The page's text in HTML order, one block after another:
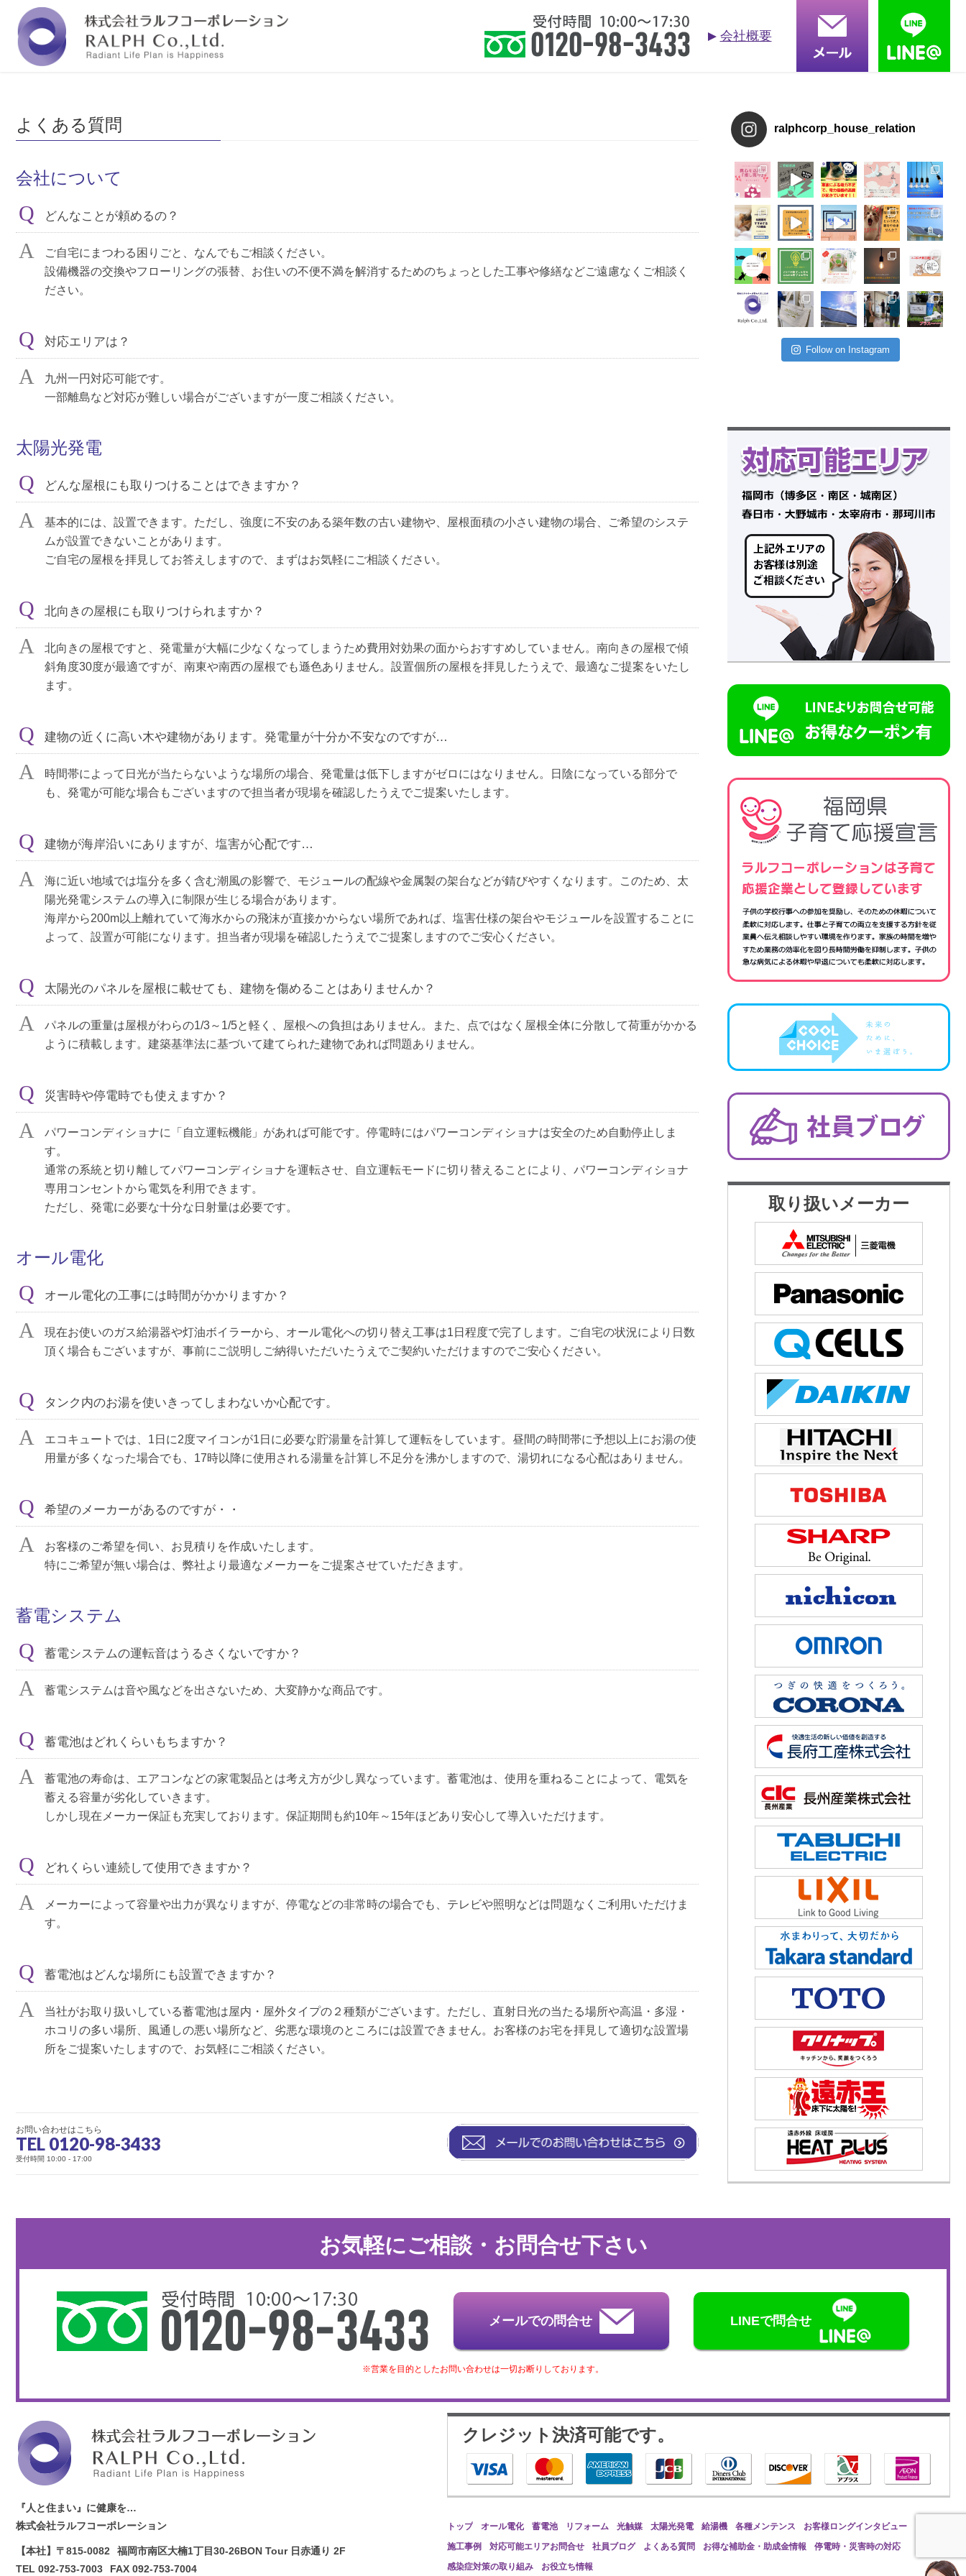
会社概要
会社概要
よくある質問
会社について
どんなことが頼めるの？
ご自宅にまつわる困りごと、なんでもご相談ください。
設備機器の交換やフローリングの張替、お住いの不便不満を解消するためのちょっとした工事や修繕などご遠慮なくご相談く
ださい。
対応エリアは？
九州一円対応可能です。
一部離島など対応が難しい場合がございますが一度ご相談ください。
太陽光発電
どんな屋根にも取りつけることはできますか？
基本的には、設置できます。ただし、強度に不安のある築年数の古い建物や、屋根面積の小さい建物の場合、ご希望のシステ
ムが設置できないことがあります。
ご自宅の屋根を拝見してお答えしますので、まずはお気軽にご相談ください。
北向きの屋根にも取りつけられますか？
北向きの屋根ですと、発電量が大幅に少なくなってしまうため費用対効果の面からおすすめしていません。南向きの屋根で傾
斜角度30度が最適ですが、南東や南西の屋根でも遜色ありません。設置個所の屋根を拝見したうえで、最適なご提案をいたし
ます。
建物の近くに高い木や建物があります。発電量が十分か不安なのですが…
時間帯によって日光が当たらないような場所の場合、発電量は低下しますがゼロにはなりません。日陰になっている部分で
も、発電が可能な場合もございますので担当者が現場を確認したうえでご提案いたします。
建物が海岸沿いにありますが、塩害が心配です…
海に近い地域では塩分を多く含む潮風の影響で、モジュールの配線や金属製の架台などが錆びやすくなります。このため、太
陽光発電システムの導入に制限が生じる場合があります。
海岸から200m以上離れていて海水からの飛沫が直接かからない場所であれば、塩害仕様の架台やモジュールを設置することに
よって、設置が可能になります。担当者が現場を確認したうえでご提案しますのでご安心ください。
太陽光のパネルを屋根に載せても、建物を傷めることはありませんか？
パネルの重量は屋根がわらの1/3～1/5と軽く、屋根への負担はありません。また、点ではなく屋根全体に分散して荷重がかかる
ように積載します。建築基準法に基づいて建てられた建物であれば問題ありません。
災害時や停電時でも使えますか？
パワーコンディショナに「自立運転機能」があれば可能です。停電時にはパワーコンディショナは安全のため自動停止しま
す。
通常の系統と切り離してパワーコンディショナを運転させ、自立運転モードに切り替えることにより、パワーコンディショナ
専用コンセントから電気を利用できます。
ただし、発電に必要な十分な日射量は必要です。
オール電化
オール電化の工事には時間がかかりますか？
現在お使いのガス給湯器や灯油ボイラーから、オール電化への切り替え工事は1日程度で完了します。ご自宅の状況により日数
頂く場合もございますが、事前にご説明しご納得いただいたうえでご契約いただけますのでご安心ください。
タンク内のお湯を使いきってしまわないか心配です。
エコキュートでは、1日に2度マイコンが1日に必要な貯湯量を計算して運転をしています。昼間の時間帯に予想以上にお湯の使
用量が多くなった場合でも、17時以降に使用される湯量を計算し不足分を沸かしますので、湯切れになる心配はありません。
希望のメーカーがあるのですが・・
お客様のご希望を伺い、お見積りを作成いたします。
特にご希望が無い場合は、弊社より最適なメーカーをご提案させていただきます。
蓄電システム
蓄電システムの運転音はうるさくないですか？
蓄電システムは音や風などを出さないため、大変静かな商品です。
蓄電池はどれくらいもちますか？
蓄電池の寿命は、エアコンなどの家電製品とは考え方が少し異なっています。蓄電池は、使用を重ねることによって、電気を
蓄える容量が劣化していきます。
しかし現在メーカー保証も充実しております。保証期間も約10年～15年ほどあり安心して導入いただけます。
どれくらい連続して使用できますか？
メーカーによって容量や出力が異なりますが、停電などの非常時の場合でも、テレビや照明などは問題なくご利用いただけま
す。
蓄電池はどんな場所にも設置できますか？
当社がお取り扱いしている蓄電池は屋内・屋外タイプの２種類がございます。ただし、直射日光の当たる場所や高温・多湿・
ホコリの多い場所、風通しの悪い場所など、劣悪な環境のところには設置できません。お客様のお宅を拝見して適切な設置場
所をご提案いたしますので、お気軽にご相談ください。
お問い合わせはこちら
TEL 0120-98-3433
受付時間 10:00 - 17:00
ralphcorp_house_relation
Follow on Instagram
取り扱いメーカー
お気軽にご相談・お問合せ下さい
メールでの問合せ LINEで問合せ
※営業を目的としたお問い合わせは一切お断りしております。
クレジット決済可能です。
トップ オール電化 蓄電池 リフォーム 光触媒 太陽光発電 給湯機 各種メンテンス
お客様ロングインタビュー
施工事例
対応可能エリアお問合せ 社員ブログ よくある質問 お得な補助金・助成金情報
停電時・災害時の対応
感染症対策の取り組み
お役立ち情報
『人と住まい』に健康を…
株式会社ラルフコーポレーション
【本社】〒815-0082 福岡市南区大楠1丁目30-26BON Tour 日赤通り 2F
TEL 092-753-7003
FAX 092-753-7004